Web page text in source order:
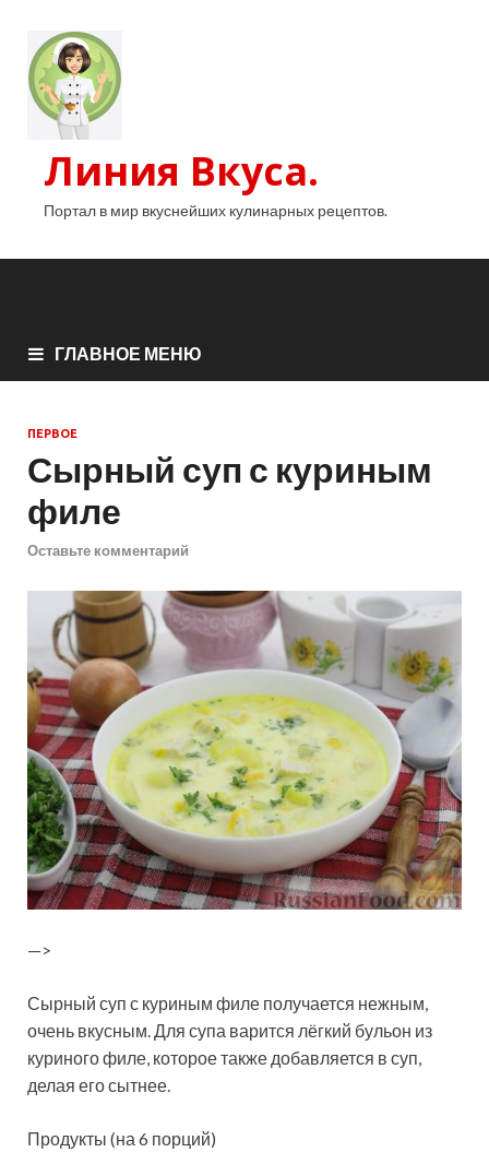
Линия Вкуса.
Портал в мир вкуснейших кулинарных рецептов.
ГЛАВНОЕ МЕНЮ
ПЕРВОЕ
Сырный суп с куриным
филе
Оставьте комментарий
—>
Сырный суп с куриным филе получается нежным,
очень вкусным. Для супа варится лёгкий бульон из
куриного филе, которое также добавляется в суп,
делая его сытнее.
Продукты (на 6 порций)